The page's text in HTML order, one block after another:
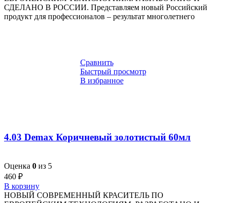
СДЕЛАНО В РОССИИ. Представляем новый Российский
продукт для профессионалов – результат многолетнего
Сравнить
Быстрый просмотр
В избранное
4.03 Demax Коричневый золотистый 60мл
Оценка 0 из 5
460 ₽
В корзину
НОВЫЙ СОВРЕМЕННЫЙ КРАСИТЕЛЬ ПО